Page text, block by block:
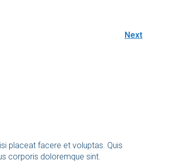
Next
placeat facere et voluptas. Quis
corporis doloremque sint.